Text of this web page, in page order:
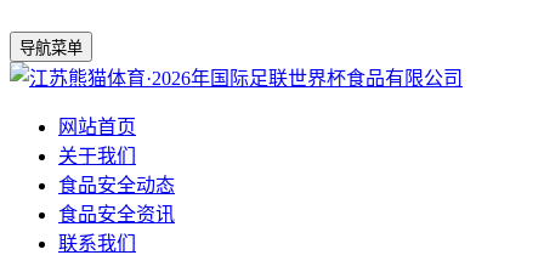
导航菜单
网站首页
关于我们
食品安全动态
食品安全资讯
联系我们